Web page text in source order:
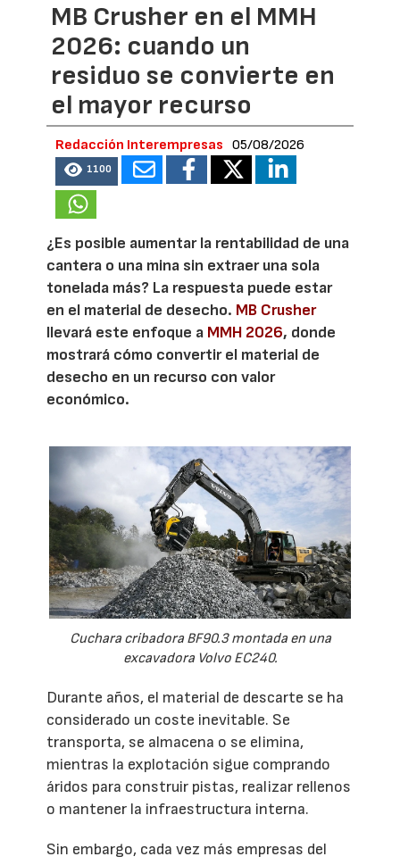
MB Crusher en el MMH
2026: cuando un
residuo se convierte en
el mayor recurso
Redacción Interempresas 05/08/2026
1100
¿Es posible aumentar la rentabilidad de una
cantera o una mina sin extraer una sola
tonelada más? La respuesta puede estar
en el material de desecho. MB Crusher
llevará este enfoque a MMH 2026, donde
mostrará cómo convertir el material de
desecho en un recurso con valor
económico.
Cuchara cribadora BF90.3 montada en una
excavadora Volvo EC240.
Durante años, el material de descarte se ha
considerado un coste inevitable. Se
transporta, se almacena o se elimina,
mientras la explotación sigue comprando
áridos para construir pistas, realizar rellenos
o mantener la infraestructura interna.
Sin embargo, cada vez más empresas del